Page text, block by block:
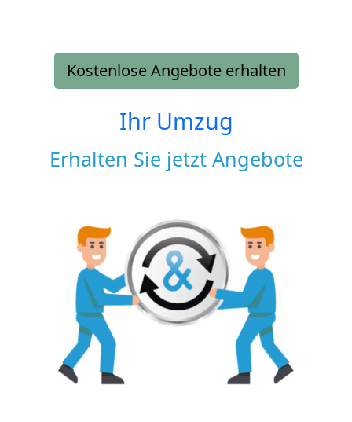
Kostenlose Angebote erhalten
Ihr Umzug
Erhalten Sie jetzt Angebote